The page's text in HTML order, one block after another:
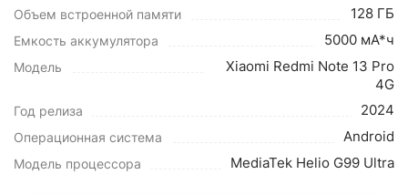
Объем встроенной памяти 128 ГБ
Емкость аккумулятора 5000 мА*ч
Модель
Xiaomi Redmi Note 13 Pro
4G
Год релиза 2024
Операционная система Android
Модель процессора MediaTek Helio G99 Ultra